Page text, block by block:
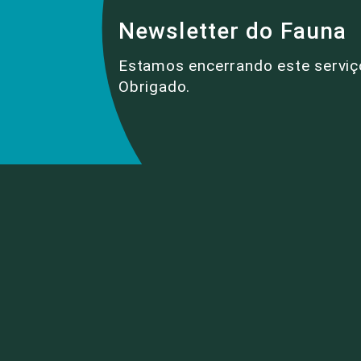
Newsletter do Fauna
Estamos encerrando este
Obrigado.